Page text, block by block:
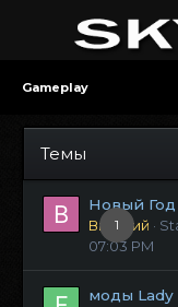
Gameplay
Темы
1
Новый Год
Виталий ·
07:03 PM
моды Lady